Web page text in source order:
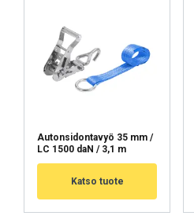
Autonsidontavyö 35 mm /
LC 1500 daN / 3,1 m
Katso tuote